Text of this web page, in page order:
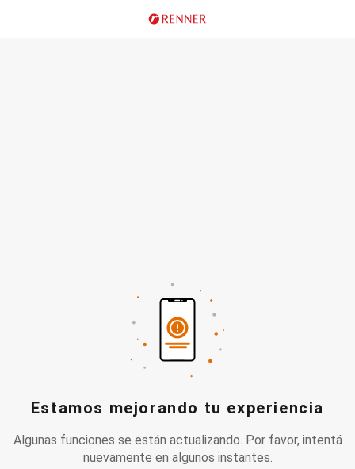
Estamos mejorando tu experiencia
Algunas funciones se están actualizando. Por favor, intentá
nuevamente en algunos instantes.